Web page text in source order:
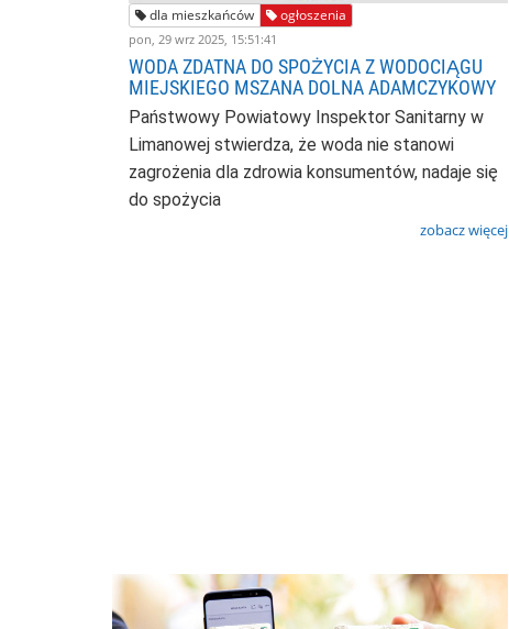
dla mieszkańców ogłoszenia
pon, 29 wrz 2025, 15:51:41
WODA ZDATNA DO SPOŻYCIA Z WODOCIĄGU
MIEJSKIEGO MSZANA DOLNA ADAMCZYKOWY
Państwowy Powiatowy Inspektor Sanitarny w
Limanowej stwierdza, że woda nie stanowi
zagrożenia dla zdrowia konsumentów, nadaje się
do spożycia
zobacz więcej